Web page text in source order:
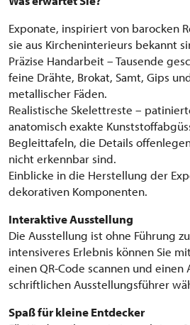
Exponate, inspiriert von barocken
sie aus Kircheninterieurs bekannt
Präzise Handarbeit – Tausende
feine Drähte, Brokat, Samt, Gips
metallischer Fäden.
Realistische Skelettreste –
anatomisch exakte
Begleittafeln, die Details
nicht erkennbar sind.
Einblicke in die Herstellung der
dekorativen Komponenten.
Interaktive Ausstellung
Die Ausstellung ist ohne Führung
intensiveres Erlebnis können Sie
einen QR-Code scannen und
schriftlichen Ausstellungsführer
Spaß für kleine Entdecker